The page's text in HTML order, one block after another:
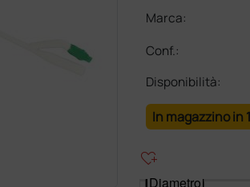
Marca:
Conf.:
Disponibilità:
In magazzino in
heart_plus
Diametro